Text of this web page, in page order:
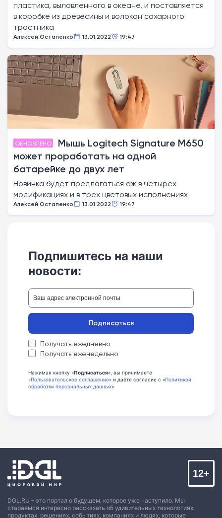
пластика, выловленного в океане, и поставляется
в коробке из древесины и волокон сахарного
тростника
Алексей Остапенко 13.01.2022 19:47
ОБНОВЛЕНО
Мышь Logitech Signature M650
может проработать на одной
батарейке до двух лет
Новинка будет предлагаться аж в четырех
модификациях и в трех цветовых исполнениях
Алексей Остапенко 13.01.2022 19:47
Подпишитесь на наши
новости:
Получать ежедневно
Получать еженедельно
Подписаться
Нажимая кнопку «Подписаться», вы принимаете
«Пользовательское соглашение» и даёте согласие с «Политикой
обработки персональных данных»
DGL.RU – это портал о будущем, которое уже наступило. Мы
стараемся интересно рассказать об удивительных технологиях,
продуктах, решениях, событиях, компаниях и людях, которые
12+